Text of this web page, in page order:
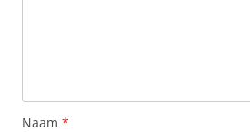
Naam *